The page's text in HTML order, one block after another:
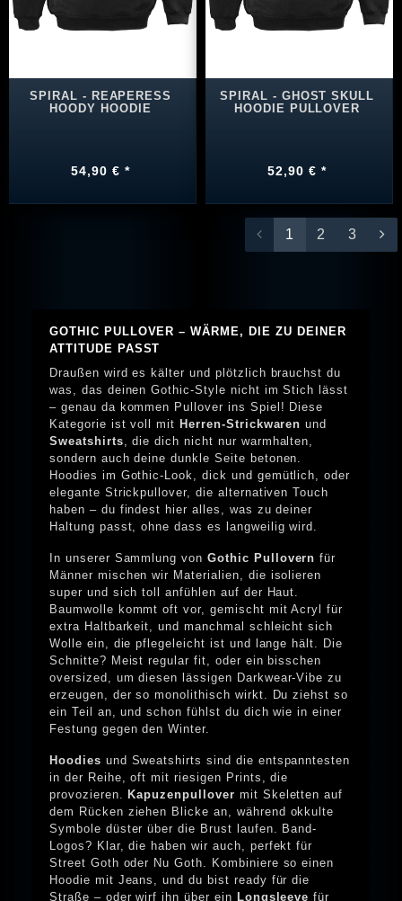
SPIRAL - REAPERESS
HOODY HOODIE
54,90 € *
SPIRAL - GHOST SKULL
HOODIE PULLOVER
52,90 € *
1 2 3
GOTHIC PULLOVER – WÄRME, DIE ZU DEINER
ATTITUDE PASST
Draußen wird es kälter und plötzlich brauchst du
was, das deinen Gothic-Style nicht im Stich lässt
– genau da kommen Pullover ins Spiel! Diese
Kategorie ist voll mit Herren-Strickwaren und
Sweatshirts , die dich nicht nur warmhalten,
sondern auch deine dunkle Seite betonen.
Hoodies im Gothic-Look, dick und gemütlich, oder
elegante Strickpullover, die alternativen Touch
haben – du findest hier alles, was zu deiner
Haltung passt, ohne dass es langweilig wird.
In unserer Sammlung vonGothic Pullovern für
Männer mischen wir Materialien, die isolieren
super und sich toll anfühlen auf der Haut.
Baumwolle kommt oft vor, gemischt mit Acryl für
extra Haltbarkeit, und manchmal schleicht sich
Wolle ein, die pflegeleicht ist und lange hält. Die
Schnitte? Meist regular fit, oder ein bisschen
oversized, um diesen lässigen Darkwear-Vibe zu
erzeugen, der so monolithisch wirkt. Du ziehst so
ein Teil an, und schon fühlst du dich wie in einer
Festung gegen den Winter.
Hoodies und Sweatshirts sind die entspanntesten
in der Reihe, oft mit riesigen Prints, die
provozieren.
Kapuzenpullover mit Skeletten auf
dem Rücken ziehen Blicke an, während okkulte
Symbole düster über die Brust laufen. Band-
Logos? Klar, die haben wir auch, perfekt für
Street Goth oder Nu Goth. Kombiniere so einen
Hoodie mit Jeans, und du bist ready für die
Straße – oder wirf ihn über ein Longsleeve für